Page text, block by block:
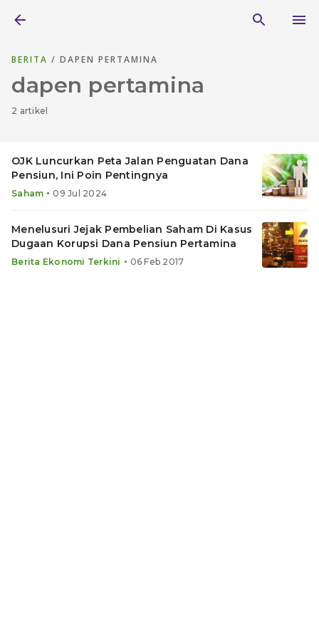
BERITA / DAPEN PERTAMINA
dapen pertamina
2 artikel
OJK Luncurkan Peta Jalan Penguatan Dana
Pensiun, Ini Poin Pentingnya
Saham • 09 Jul 2024
Menelusuri Jejak Pembelian Saham Di Kasus
Dugaan Korupsi Dana Pensiun Pertamina
Berita Ekonomi Terkini • 06 Feb 2017